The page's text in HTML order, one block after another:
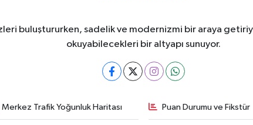
buluştururken, sadelik ve modernizmi bir araya
okuyabilecekleri bir altyapı sunuyor.
Merkez Trafik Yoğunluk Haritası Puan Durumu ve Fikstür